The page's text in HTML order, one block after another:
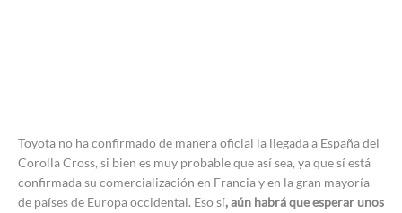
Toyota no ha confirmado de manera oficial la llegada a España del
Corolla Cross, si bien es muy probable que así sea, ya que sí está
confirmada su comercialización en Francia y en la gran mayoría
de países de Europa occidental. Eso sí, aún habrá que esperar unos